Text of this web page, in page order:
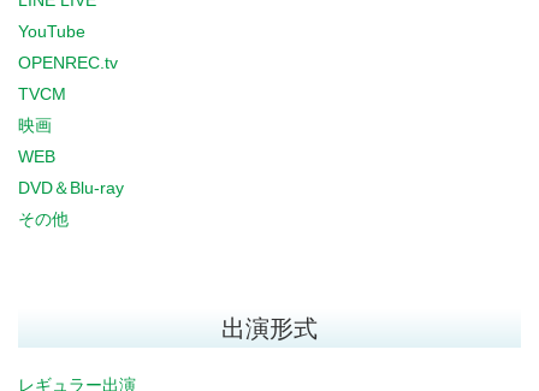
YouTube
OPENREC.tv
TVCM
映画
WEB
DVD＆Blu-ray
その他
出演形式
レギュラー出演